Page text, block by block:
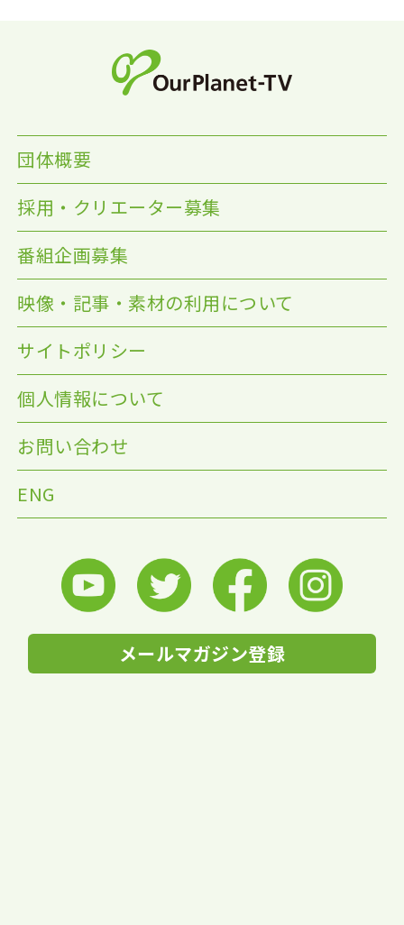
団体概要
採用・クリエーター募集
番組企画募集
映像・記事・素材の利用について
サイトポリシー
個人情報について
お問い合わせ
ENG
メールマガジン登録